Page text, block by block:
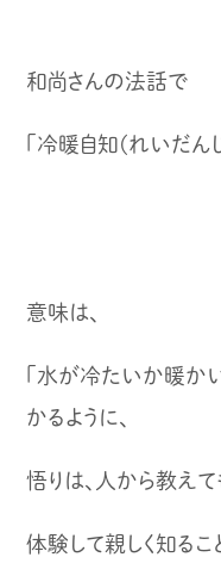
和尚さんの法話で
「冷暖自知(れいだん
意味は、
「水が冷たいか暖か
かるように、
悟りは、人から教えて
体験して親しく知るこ